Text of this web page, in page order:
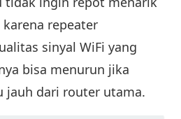
repeater
sinyal WiFi yang
bisa menurun jika
jauh dari router utama.